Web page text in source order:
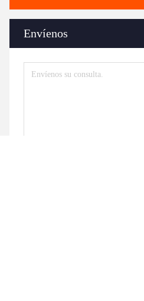
Envíenos